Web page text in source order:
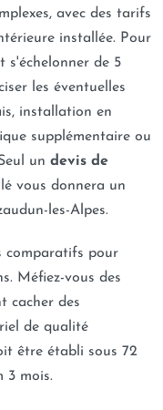
avec des tarifs
installée. Pour
s'échelonner de 5
les éventuelles
installation en
supplémentaire ou
un devis de
vous donnera un
les-Alpes.
comparatifs pour
Méfiez-vous des
cacher des
de qualité
être établi sous 72
3 mois.